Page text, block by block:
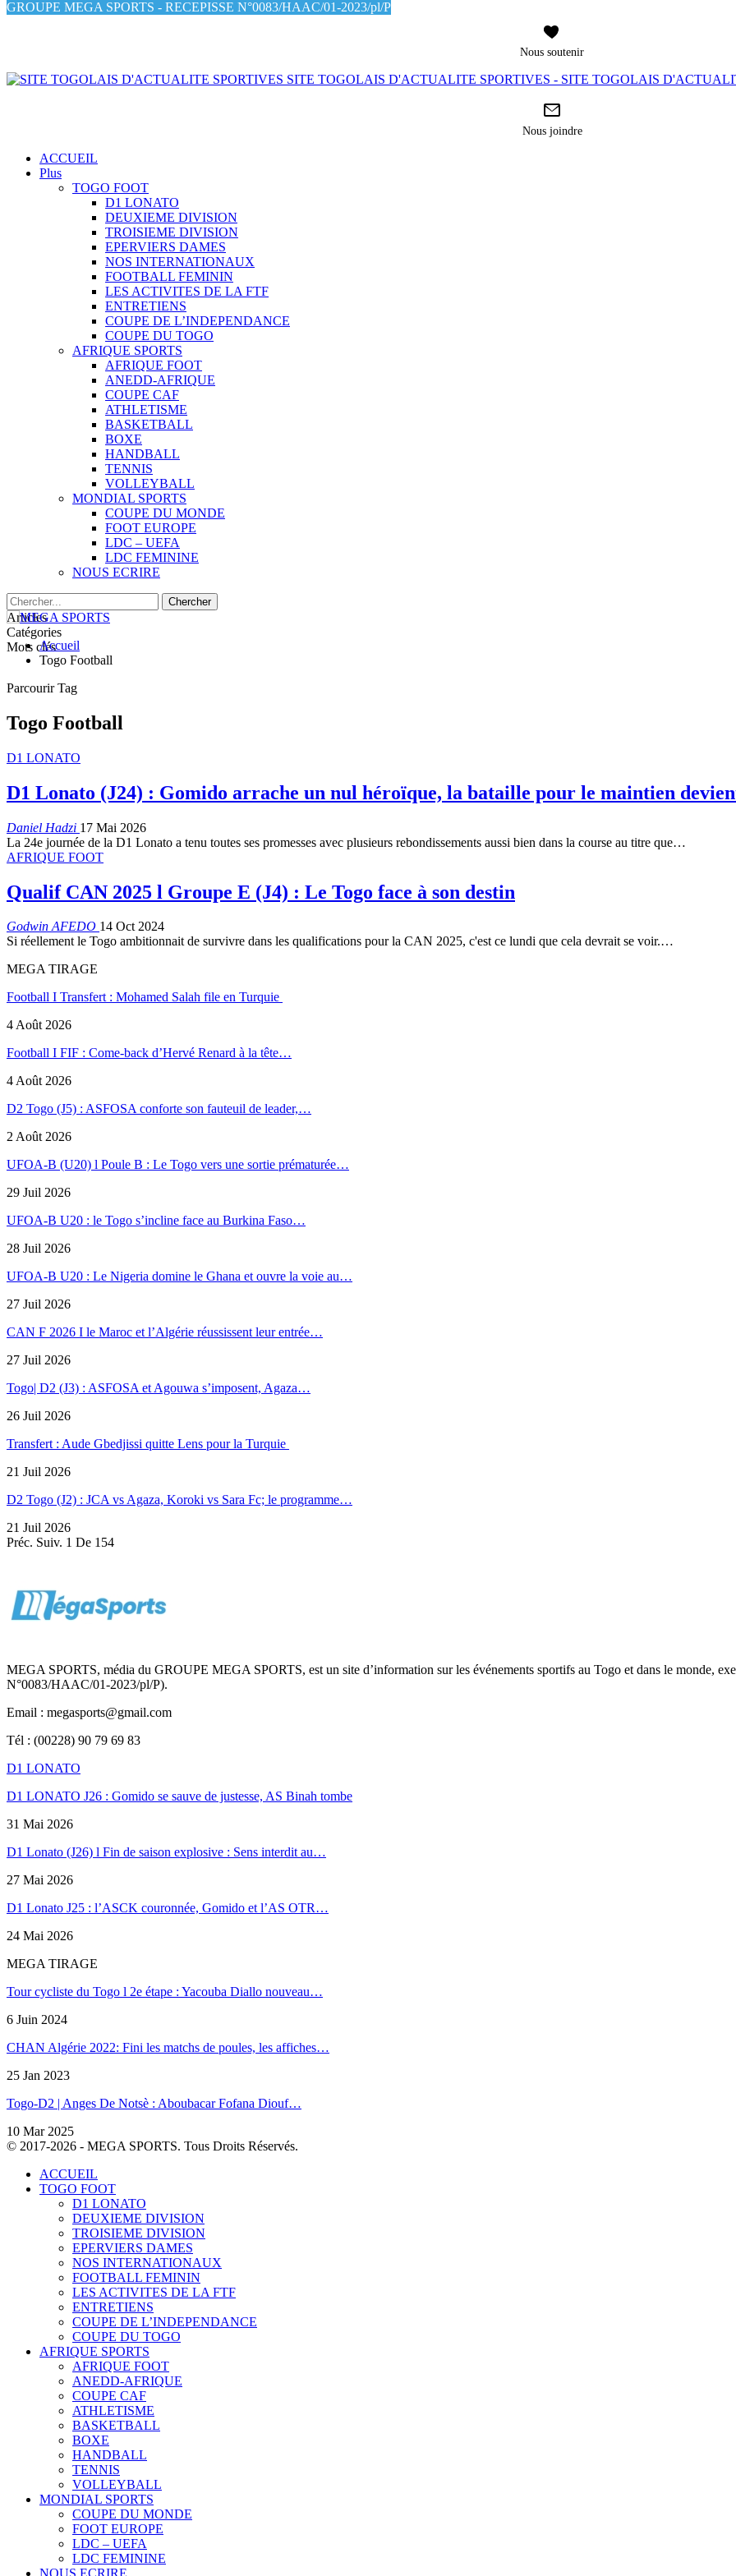
GROUPE MEGA SPORTS - RECEPISSE N°0083/HAAC/01-2023/pl/P
Nous soutenir
SITE TOGOLAIS D'ACTUALITE SPORTIVES - SITE TOGOLAIS
Nous joindre
ACCUEIL
Plus
TOGO FOOT
D1 LONATO
DEUXIEME DIVISION
TROISIEME DIVISION
EPERVIERS DAMES
NOS INTERNATIONAUX
FOOTBALL FEMININ
LES ACTIVITES DE LA FTF
ENTRETIENS
COUPE DE L’INDEPENDANCE
COUPE DU TOGO
AFRIQUE SPORTS
AFRIQUE FOOT
ANEDD-AFRIQUE
COUPE CAF
ATHLETISME
BASKETBALL
BOXE
HANDBALL
TENNIS
VOLLEYBALL
MONDIAL SPORTS
COUPE DU MONDE
FOOT EUROPE
LDC – UEFA
LDC FEMININE
NOUS ECRIRE
Articles
Catégories
Mots clésAccueil
Togo Football
Parcourir Tag
Togo Football
D1 LONATO
D1 Lonato (J24) : Gomido arrache un nul héroïque, la bataille pour le maintien
Daniel Hadzi 17 Mai 2026
La 24e journée de la D1 Lonato a tenu toutes ses promesses avec plusieurs rebondissements aussi bien dans la course au titre que…
AFRIQUE FOOT
Qualif CAN 2025 l Groupe E (J4) : Le Togo face à son destin
Godwin AFEDO 14 Oct 2024
Si réellement le Togo ambitionnait de survivre dans les qualifications pour la CAN 2025, c'est ce lundi que cela devrait se voir.…
MEGA TIRAGE
Football I Transfert : Mohamed Salah file en Turquie
4 Août 2026
Football I FIF : Come-back d’Hervé Renard à la tête…
4 Août 2026
D2 Togo (J5) : ASFOSA conforte son fauteuil de leader,…
2 Août 2026
UFOA-B (U20) l Poule B : Le Togo vers une sortie prématurée…
29 Juil 2026
UFOA-B U20 : le Togo s’incline face au Burkina Faso…
28 Juil 2026
UFOA-B U20 : Le Nigeria domine le Ghana et ouvre la voie au…
27 Juil 2026
CAN F 2026 I le Maroc et l’Algérie réussissent leur entrée…
27 Juil 2026
Togo| D2 (J3) : ASFOSA et Agouwa s’imposent, Agaza…
26 Juil 2026
Transfert : Aude Gbedjissi quitte Lens pour la Turquie
21 Juil 2026
D2 Togo (J2) : JCA vs Agaza, Koroki vs Sara Fc; le programme…
21 Juil 2026
Préc. Suiv. 1 De 154
MEGA SPORTS, média du GROUPE MEGA SPORTS, est un site d’information sur les événements sportifs au Togo et dans le monde,
N°0083/HAAC/01-2023/pl/P).
Email : megasports@gmail.com
Tél : (00228) 90 79 69 83
D1 LONATO
D1 LONATO J26 : Gomido se sauve de justesse, AS Binah tombe
31 Mai 2026
D1 Lonato (J26) l Fin de saison explosive : Sens interdit au…
27 Mai 2026
D1 Lonato J25 : l’ASCK couronnée, Gomido et l’AS OTR…
24 Mai 2026
MEGA TIRAGE
Tour cycliste du Togo l 2e étape : Yacouba Diallo nouveau…
6 Juin 2024
CHAN Algérie 2022: Fini les matchs de poules, les affiches…
25 Jan 2023
Togo-D2 | Anges De Notsè : Aboubacar Fofana Diouf…
10 Mar 2025
© 2017-2026 - MEGA SPORTS. Tous Droits Réservés.
ACCUEIL
TOGO FOOT
D1 LONATO
DEUXIEME DIVISION
TROISIEME DIVISION
EPERVIERS DAMES
NOS INTERNATIONAUX
FOOTBALL FEMININ
LES ACTIVITES DE LA FTF
ENTRETIENS
COUPE DE L’INDEPENDANCE
COUPE DU TOGO
AFRIQUE SPORTS
AFRIQUE FOOT
ANEDD-AFRIQUE
COUPE CAF
ATHLETISME
BASKETBALL
BOXE
HANDBALL
TENNIS
VOLLEYBALL
MONDIAL SPORTS
COUPE DU MONDE
FOOT EUROPE
LDC – UEFA
LDC FEMININE
NOUS ECRIRE